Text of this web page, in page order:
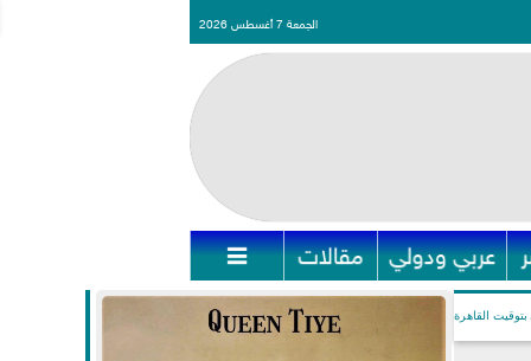
الجمعة 7 أغسطس 2026
عربي ودولي مقالات 
بتوقيت القاهرة